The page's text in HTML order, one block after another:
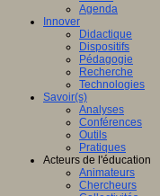
Agenda
Innover
Didactique
Dispositifs
Pédagogie
Recherche
Technologies
Savoir(s)
Analyses
Conférences
Outils
Pratiques
Acteurs de l'éducation
Animateurs
Chercheurs